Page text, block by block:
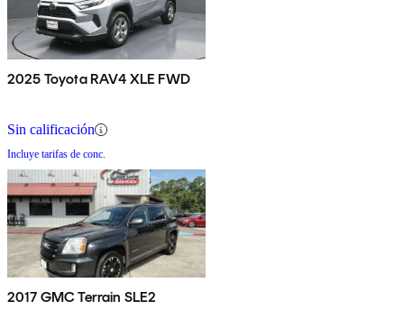
2025 Toyota RAV4 XLE FWD
Sin calificación
Incluye tarifas de conc.
2017 GMC Terrain SLE2